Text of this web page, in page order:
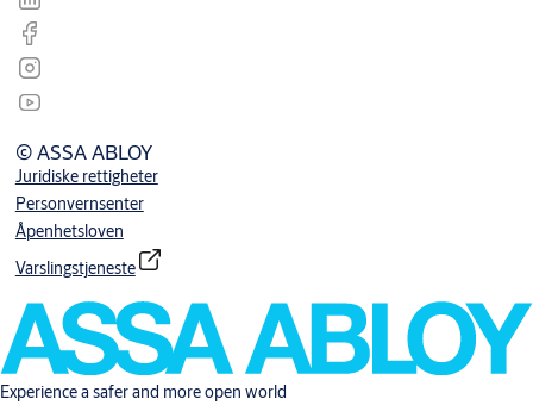
© ASSA ABLOY
Juridiske rettigheter
Personvernsenter
Åpenhetsloven
Varslingstjeneste
Experience a safer and more open world